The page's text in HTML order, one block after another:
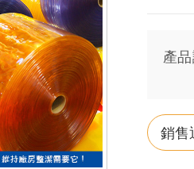
產
銷售